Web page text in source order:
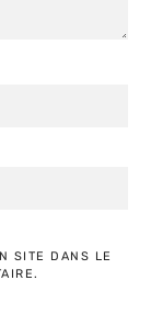
SITE DANS LE